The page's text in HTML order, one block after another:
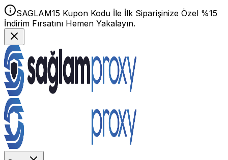
SAGLAM15 Kupon Kodu İle İlk Siparişinize Özel %15
İndirim Fırsatını Hemen Yakalayın.